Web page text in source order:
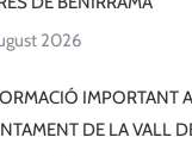
2026
IMPORTANT
DE LA VALL